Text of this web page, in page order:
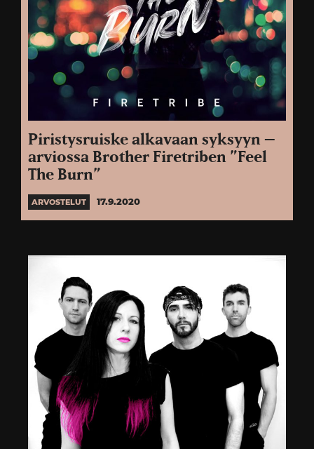
Piristysruiske alkavaan syksyyn –
arviossa Brother Firetriben ”Feel
The Burn”
ARVOSTELUT 17.9.2020